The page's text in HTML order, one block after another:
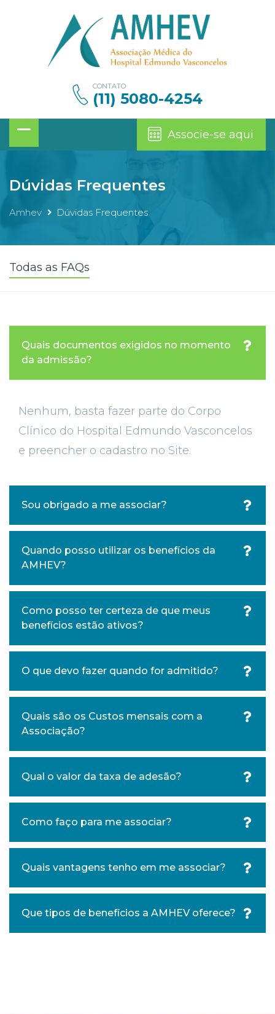
CONTATO
(11) 5080-4254
Associe-se aqui
Dúvidas Frequentes
Amhev Dúvidas Frequentes
Todas as FAQs
Quais documentos exigidos no momento
da admissão?
Nenhum, basta fazer parte do Corpo
Clínico do Hospital Edmundo Vasconcelos
e preencher o cadastro no Site.
Sou obrigado a me associar?
Quando posso utilizar os benefícios da
AMHEV?
Como posso ter certeza de que meus
benefícios estão ativos?
O que devo fazer quando for admitido?
Quais são os Custos mensais com a
Associação?
Qual o valor da taxa de adesão?
Como faço para me associar?
Quais vantagens tenho em me associar?
Que tipos de benefícios a AMHEV oferece?